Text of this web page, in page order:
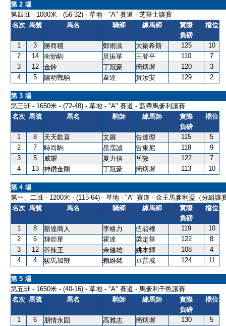
第 2 場
第四班 - 1000米 - (56-32) - 草地 - "A" 賽道 - 芝華士讓賽
名次 馬號 馬名 騎師 練馬師
實際
負磅
檔位
1 3 勝而穩 鄭雨滇 大衛希斯 125
10
2
14 衝勁駒 莫振華 王登平 110
7
3
12 金鈴 丁冠豪 簡炳墀 120
3
4
5 陽明戰駒 韋達 黃汝安 129 2
第 3 場
第三班 - 1650米 - (72-48) - 草地 - "A" 賽道 - 藍帶馬爹利讓賽
名次 馬號 馬名 騎師 練馬師
實際
負磅
檔位
1 8 天天歡喜 文羅 告達理 115
5
2
7 時尚駒 昆霑誠 告東尼 118
9
3
5 威耀 夏力信 岳敦 122
7
4
13 神鑽金剛 丁冠豪 簡炳墀 113 10
第 4 場
第一、二班 - 1200米 - (115-64) - 草地 - "A" 賽道 - 金王馬爹利盃（分組讓
名次 馬號 馬名 騎師 練馬師
實際
負磅
檔位
1 8 豁達商人 李格力 伍碧權 119
10
2
6 輝煌星 霍達 梁定華 122
8
3
12 芥辣王 余健雄 姚本輝 108
4
4
4 駿馬加鞭 賴維銘 卓普咸 124 11
第 5 場
第五班 - 1650米 - (40-16) - 草地 - "A" 賽道 - 馬爹利干邑讓賽
名次 馬號 馬名 騎師 練馬師
實際
負磅
檔位
1 6 朋情永固 高雅志 簡炳墀 130
5